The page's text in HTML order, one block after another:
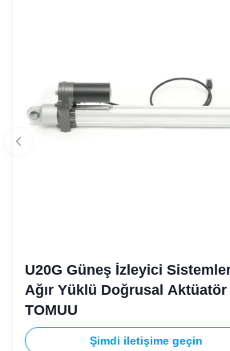
U20G Güneş İzleyici
Ağır Yüklü Doğrusal Aktüatör
TOMUU
Şimdi iletişime geçin